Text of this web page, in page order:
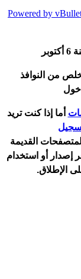
6 أكتوبر
من النوافذ
ما إذا كنت تريد
القديمة
إصدار أو استخدام
الإطلاق.